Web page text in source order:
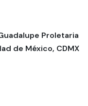
Proletaria
de México, CDMX